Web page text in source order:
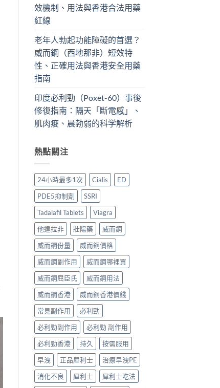
效機制、用法與香港合法用藥
紅線
老年人勃起功能障礙的首選？
威而鋼（西地那非）短效特
性、正確用法與香港安全用藥
指南
印度必利勁（Poxet-60）事後
修復指南：隔天「斷電感」、
肌肉痠、晨勃弱的科学解析
熱點關注
24小時最多1次 Cialis
ED
PDE5抑制劑
SSRI
Tadalafil Tablets
Viagra
他達拉非
壯陽藥
威而鋼
威而鋼份量
威而鋼價格
威而鋼副作用
威而鋼哪裡買
威而鋼屈臣氏
威而鋼用法
威而鋼香港
威而鋼香港價錢
常見副作用
必利勁
必利勁副作用
必利勁 副作用
必利勁香港
持久
按需服用
早洩
正品犀利士
治療早洩PE
消化不良
犀利士
犀利士吃法